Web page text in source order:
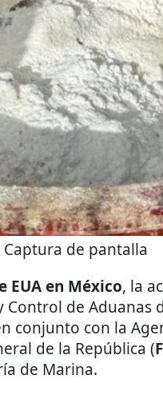
Captura de pantalla
EUA en México, la
de Aduanas
conjunto con la
de la República (
de Marina.